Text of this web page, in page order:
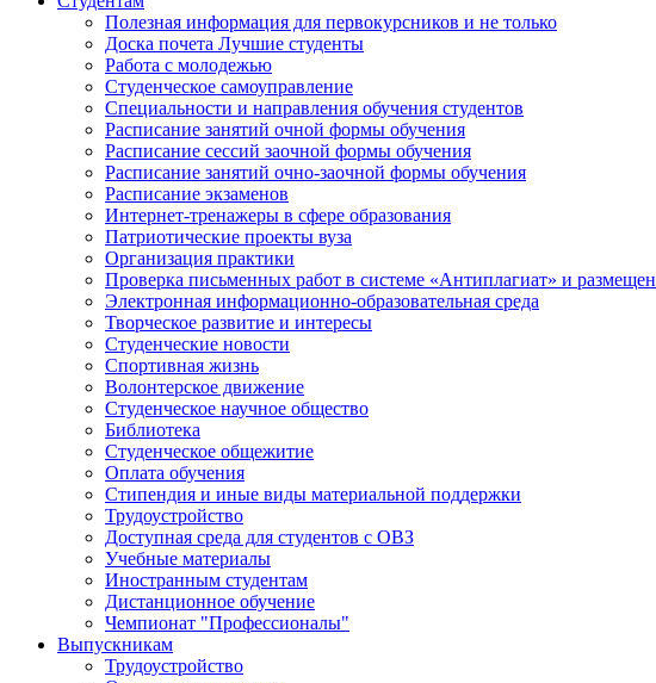
Полезная информация для первокурсников и не только
Доска почета Лучшие студенты
Работа с молодежью
Студенческое самоуправление
Специальности и направления обучения студентов
Расписание занятий очной формы обучения
Расписание сессий заочной формы обучения
Расписание занятий очно-заочной формы обучения
Расписание экзаменов
Интернет-тренажеры в сфере образования
Патриотические проекты вуза
Организация практики
Проверка письменных работ в системе «Антиплагиат» и
Электронная информационно-образовательная среда
Творческое развитие и интересы
Студенческие новости
Спортивная жизнь
Волонтерское движение
Студенческое научное общество
Библиотека
Студенческое общежитие
Оплата обучения
Стипендия и иные виды материальной поддержки
Трудоустройство
Доступная среда для студентов с ОВЗ
Учебные материалы
Иностранным студентам
Дистанционное обучение
Чемпионат "Профессионалы"
Выпускникам
Трудоустройство